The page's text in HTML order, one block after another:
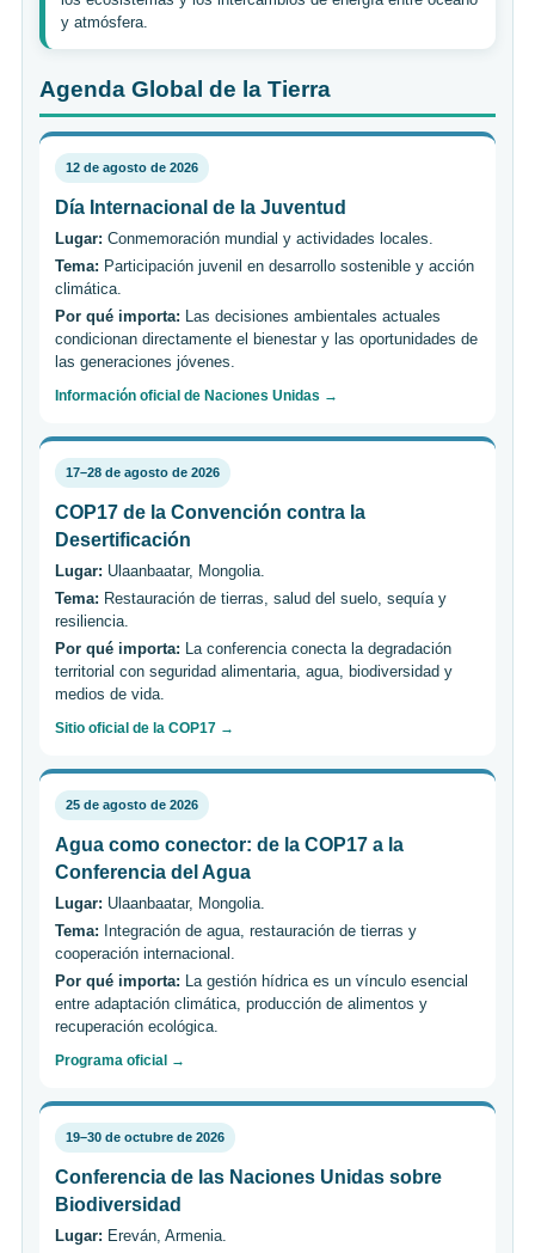
y atmósfera.
Agenda Global de la Tierra
12 de agosto de 2026
Día Internacional de la Juventud
Lugar: Conmemoración mundial y actividades locales.
Tema: Participación juvenil en desarrollo sostenible y acción
climática.
Por qué importa: Las decisiones ambientales actuales
condicionan directamente el bienestar y las oportunidades de
las generaciones jóvenes.
Información oficial de Naciones Unidas →
17–28 de agosto de 2026
COP17 de la Convención contra la
Desertificación
Lugar: Ulaanbaatar, Mongolia.
Tema: Restauración de tierras, salud del suelo, sequía y
resiliencia.
Por qué importa: La conferencia conecta la degradación
territorial con seguridad alimentaria, agua, biodiversidad y
medios de vida.
Sitio oficial de la COP17 →
25 de agosto de 2026
Agua como conector: de la COP17 a la
Conferencia del Agua
Lugar: Ulaanbaatar, Mongolia.
Tema: Integración de agua, restauración de tierras y
cooperación internacional.
Por qué importa: La gestión hídrica es un vínculo esencial
entre adaptación climática, producción de alimentos y
recuperación ecológica.
Programa oficial →
19–30 de octubre de 2026
Conferencia de las Naciones Unidas sobre
Biodiversidad
Lugar: Ereván, Armenia.